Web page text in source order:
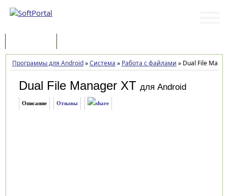
Программы для Android»Система » Работа с файлами »Dual File
Dual File Manager XT для Android
Описание Отзывы